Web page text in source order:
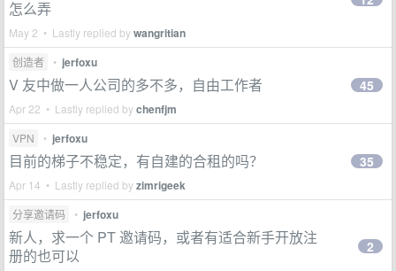
怎么弄
May 2 • Lastly replied bywangritian
创造者 • jerfoxu
V 友中做一人公司的多不多，自由工作者
Apr 22 • Lastly replied bychenfjm
45
VPN • jerfoxu
目前的梯子不稳定，有自建的合租的吗？
Apr 14 • Lastly replied byzimrigeek
35
分享邀请码 • jerfoxu
新人，求一个 PT 邀请码，或者有适合新手开放注
册的也可以
2